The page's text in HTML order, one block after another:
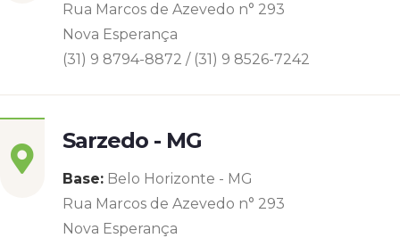
Rua Marcos de Azevedo n° 293
Nova Esperança
(31) 9 8794-8872 / (31) 9 8526-7242
Sarzedo - MG
Base: Belo Horizonte - MG
Rua Marcos de Azevedo n° 293
Nova Esperança